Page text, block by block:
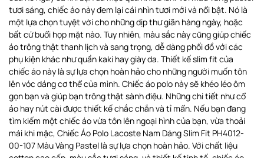
tươi sáng, chiếc áo này đem lại cái nhìn tươi mới và nổi bật. Nó là
một lựa chọn tuyệt vời cho những dịp thư giãn hàng ngày, hoặc
bất cứ buổi họp mặt nào. Tuy nhiên, màu sắc này cũng giúp chiếc
áo trông thật thanh lịch và sang trọng, dễ dàng phối đồ với các
phụ kiện khác như quần kaki hay giày da. Thiết kế slim fit của
chiếc áo này là sự lựa chọn hoàn hảo cho những người muốn tôn
lên vóc dáng cơ thể của mình. Chiếc áo polo này sẽ khéo léo ôm
gọn bạn và giúp bạn trông thật sành điệu. Những chi tiết như cổ
áo hay nút cài được thiết kế chắc chắn và tỉ mẩn. Nếu bạn đang
tìm kiếm một chiếc áo vừa tôn lên ngoại hình của bạn, vừa thoải
mái khi mặc, Chiếc Áo Polo Lacoste Nam Dáng Slim Fit PH4012-
00-107 Màu Vàng Pastel là sự lựa chọn hoàn hảo. Với chất liệu